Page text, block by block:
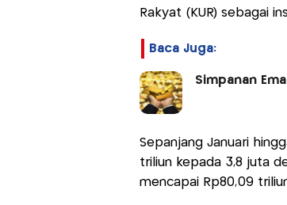
Rakyat (KUR) sebagai
Baca Juga:
Simpanan
Sepanjang Januari
triliun kepada 3,8 juta
mencapai Rp80,09